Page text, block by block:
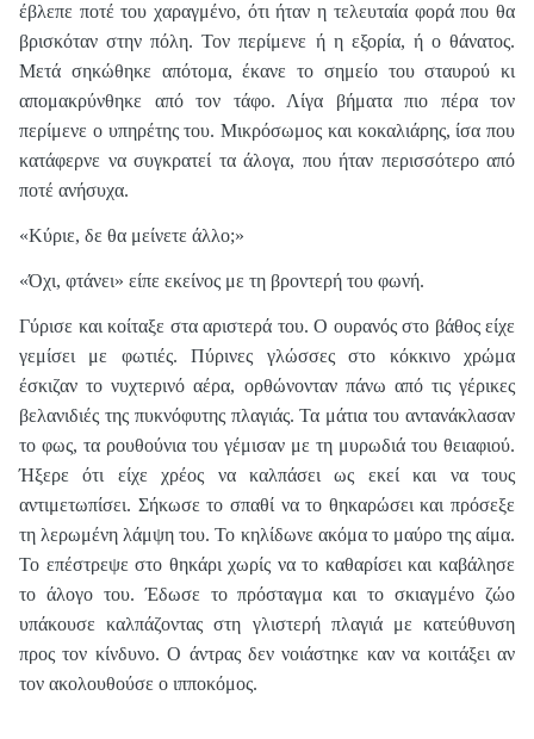
έβλεπε ποτέ του χαραγμένο, ότι ήταν η τελευταία φορά που θα
βρισκόταν στην πόλη. Τον περίμενε ή η εξορία, ή ο θάνατος.
Μετά σηκώθηκε απότομα, έκανε το σημείο του σταυρού κι
απομακρύνθηκε από τον τάφο. Λίγα βήματα πιο πέρα τον
περίμενε ο υπηρέτης του. Μικρόσωμος και κοκαλιάρης, ίσα που
κατάφερνε να συγκρατεί τα άλογα, που ήταν περισσότερο από
ποτέ ανήσυχα.
«Κύριε, δε θα μείνετε άλλο;»
«Όχι, φτάνει» είπε εκείνος με τη βροντερή του φωνή.
Γύρισε και κοίταξε στα αριστερά του. Ο ουρανός στο βάθος είχε
γεμίσει με φωτιές. Πύρινες γλώσσες στο κόκκινο χρώμα
έσκιζαν το νυχτερινό αέρα, ορθώνονταν πάνω από τις γέρικες
βελανιδιές της πυκνόφυτης πλαγιάς. Τα μάτια του αντανάκλασαν
το φως, τα ρουθούνια του γέμισαν με τη μυρωδιά του θειαφιού.
Ήξερε ότι είχε χρέος να καλπάσει ως εκεί και να τους
αντιμετωπίσει. Σήκωσε το σπαθί να το θηκαρώσει και πρόσεξε
τη λερωμένη λάμψη του. Το κηλίδωνε ακόμα το μαύρο της αίμα.
Το επέστρεψε στο θηκάρι χωρίς να το καθαρίσει και καβάλησε
το άλογο του. Έδωσε το πρόσταγμα και το σκιαγμένο ζώο
υπάκουσε καλπάζοντας στη γλιστερή πλαγιά με κατεύθυνση
προς τον κίνδυνο. Ο άντρας δεν νοιάστηκε καν να κοιτάξει αν
τον ακολουθούσε ο ιπποκόμος.